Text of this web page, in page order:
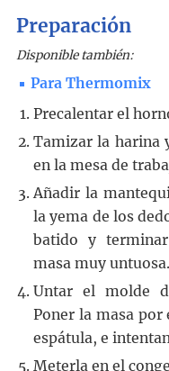
Preparación
Disponible también:
Para Thermomix
Precalentar el
Tamizar la harina
en la mesa de
Añadir la
la yema de los
batido y
masa muy untuosa.
Untar el molde
Poner la masa por
espátula, e
Meterla en el